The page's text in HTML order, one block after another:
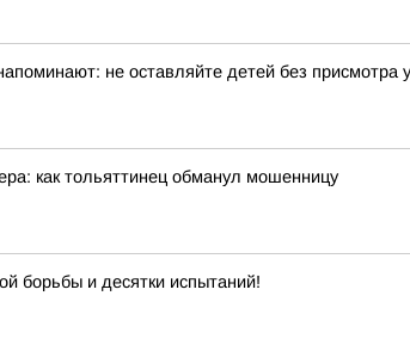
не оставляйте детей без присмотра
как тольяттинец обманул мошенницу
борьбы и десятки испытаний!